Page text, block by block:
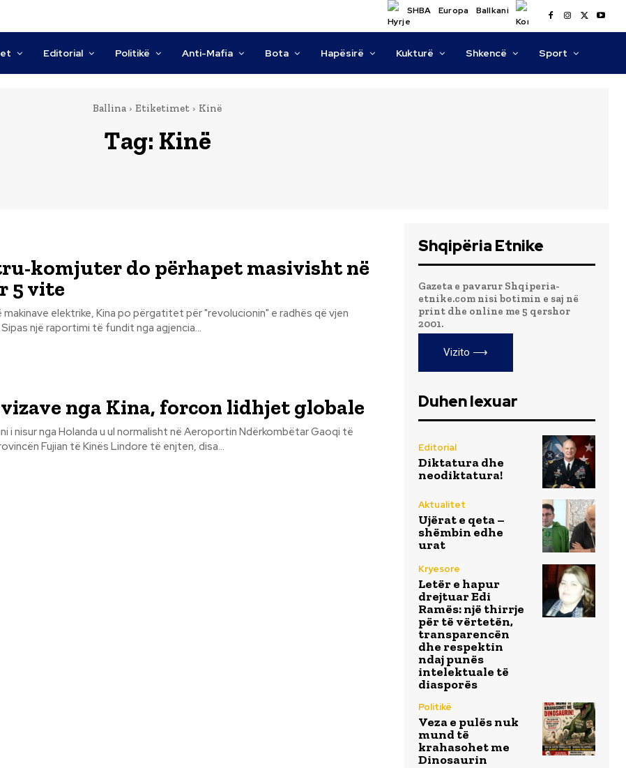
SHBA Europa Ballkani
Editorial Politikë Anti-Mafia Bota Hapësirë Kukturë Shkencë Sport
Ballina Etiketimet Kinë
Tag: Kinë
komjuter do përhapet masivisht në
5 vite
elektrike, Kina po përgatitet për "revolucionin" e radhës që vjen
një raportimi të fundit nga agjencia...
vizave nga Kina, forcon lidhjet globale
i nisur nga Holanda u ul normalisht në Aeroportin Ndërkombëtar Gaoqi të
Fujian të Kinës Lindore të enjten, disa...
Shqipëria Etnike
Gazeta e pavarur Shqiperia-
etnike.com nisi botimin e saj në
print dhe online me 5 qershor
2001.
Vizito ⟶
Duhen lexuar
Editorial
Diktatura dhe
neodiktatura!
Aktualitet
Ujërat e qeta –
shëmbin edhe
urat
Kryesore
Letër e hapur
drejtuar Edi
Ramës: një thirrje
për të vërtetën,
transparencën
dhe respektin
ndaj punës
intelektuale të
diasporës
Politikë
Veza e pulës nuk
mund të
krahasohet me
Dinosaurin